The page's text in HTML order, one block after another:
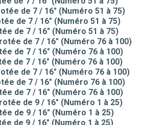
de 7 / 16" (Numéro 51 à 75)
de 7 / 16" (Numéro 51 à 75)
de 7 / 16" (Numéro 51 à 75)
de 7 / 16" (Numéro 76 à 100)
de 7 / 16" (Numéro 76 à 100)
de 7 / 16" (Numéro 76 à 100)
de 7 / 16" (Numéro 76 à 100)
de 7 / 16" (Numéro 76 à 100)
de 7 / 16" (Numéro 76 à 100)
de 9 / 16" (Numéro 1 à 25)
de 9 / 16" (Numéro 1 à 25)
de 9 / 16" (Numéro 1 à 25)